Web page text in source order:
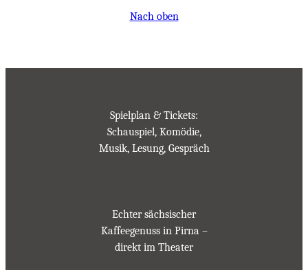
Nach oben
Spielplan & Tickets:
Schauspiel, Komödie,
Musik, Lesung, Gespräch
Echter sächsischer
Kaffeegenuss in Pirna –
direkt im Theater